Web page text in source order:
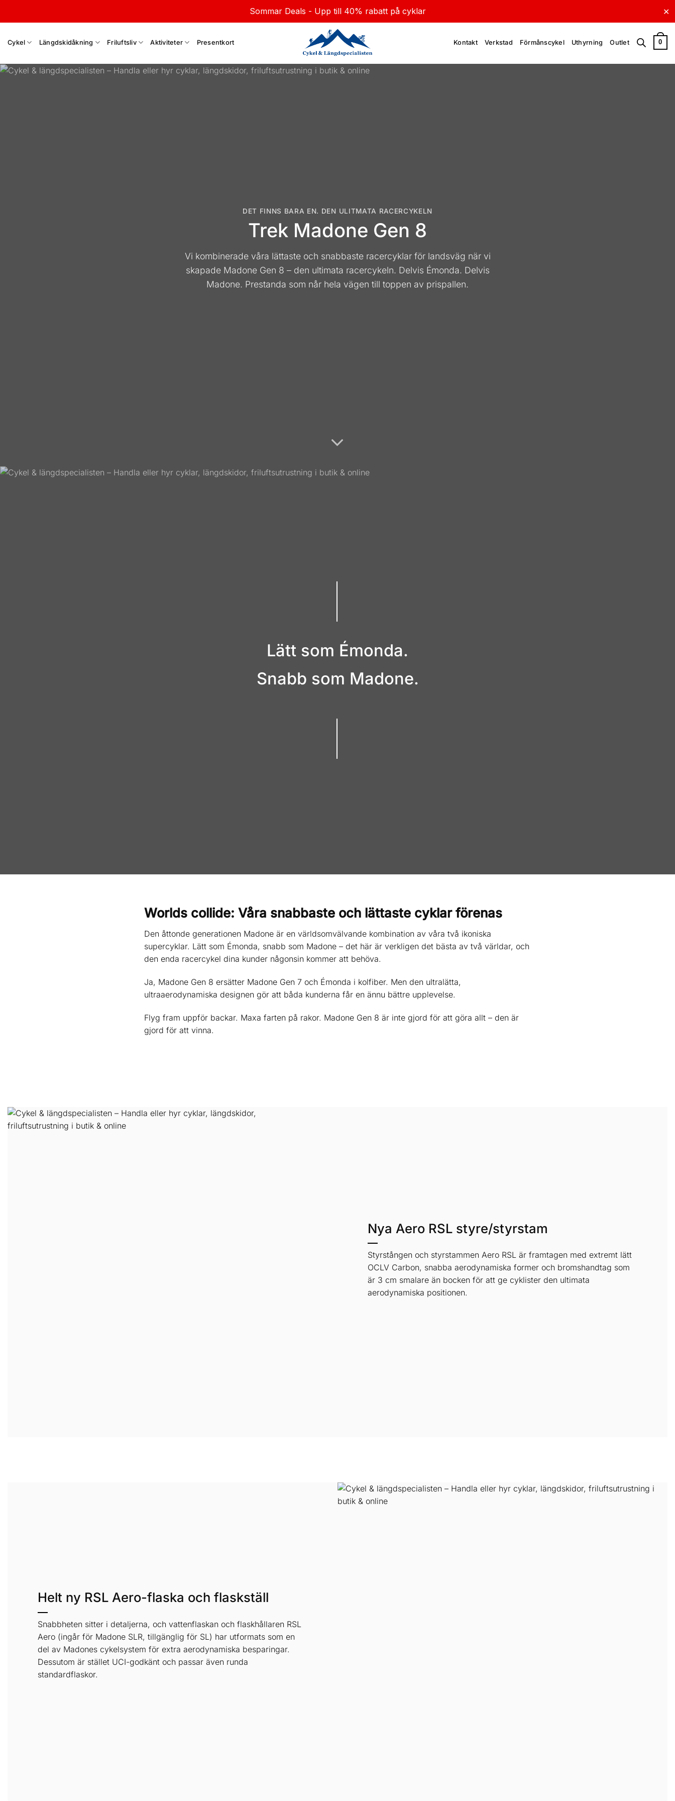
Sommar Deals - Upp till 40% rabatt på cyklar ✕
Cykel Längdskidåkning Friluftsliv Aktiviteter Presentkort Kontakt Verkstad Förmånscykel Uthyrning Outlet 0
DET FINNS BARA EN. DEN ULITMATA RACERCYKELN
Trek Madone Gen 8
Vi kombinerade våra lättaste och snabbaste racercyklar för landsväg när vi
skapade Madone Gen 8 – den ultimata racercykeln. Delvis Émonda. Delvis
Madone. Prestanda som når hela vägen till toppen av prispallen.
Lätt som Émonda.
Snabb som Madone.
Worlds collide: Våra snabbaste och lättaste cyklar förenas
Den åttonde generationen Madone är en världsomvälvande kombination av våra två ikoniska
supercyklar. Lätt som Émonda, snabb som Madone – det här är verkligen det bästa av två världar, och
den enda racercykel dina kunder någonsin kommer att behöva.
Ja, Madone Gen 8 ersätter Madone Gen 7 och Émonda i kolfiber. Men den ultralätta,
ultraaerodynamiska designen gör att båda kunderna får en ännu bättre upplevelse.
Flyg fram uppför backar. Maxa farten på rakor. Madone Gen 8 är inte gjord för att göra allt – den är
gjord för att vinna.
Nya Aero RSL styre/styrstam
Styrstången och styrstammen Aero RSL är framtagen med extremt lätt
OCLV Carbon, snabba aerodynamiska former och bromshandtag som
är 3 cm smalare än bocken för att ge cyklister den ultimata
aerodynamiska positionen.
Helt ny RSL Aero-flaska och flaskställ
Snabbheten sitter i detaljerna, och vattenflaskan och flaskhållaren RSL
Aero (ingår för Madone SLR, tillgänglig för SL) har utformats som en
del av Madones cykelsystem för extra aerodynamiska besparingar.
Dessutom är stället UCI-godkänt och passar även runda
standardflaskor.